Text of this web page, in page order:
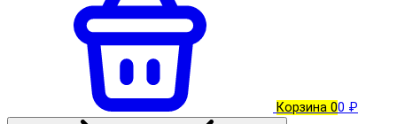
Корзина 00 ₽